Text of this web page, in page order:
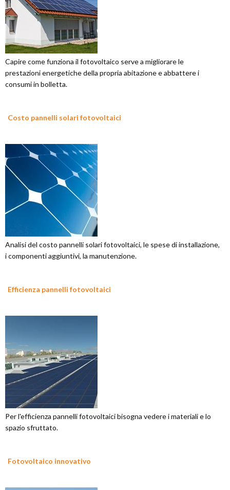
Capire come funziona il fotovoltaico serve a migliorare le
prestazioni energetiche della propria abitazione e abbattere i
consumi in bolletta.
Costo pannelli solari fotovoltaici
Analisi del costo pannelli solari fotovoltaici, le spese di installazione,
i componenti aggiuntivi, la manutenzione.
Efficienza pannelli fotovoltaici
Per l'efficienza pannelli fotovoltaici bisogna vedere i materiali e lo
spazio sfruttato.
Fotovoltaico innovativo